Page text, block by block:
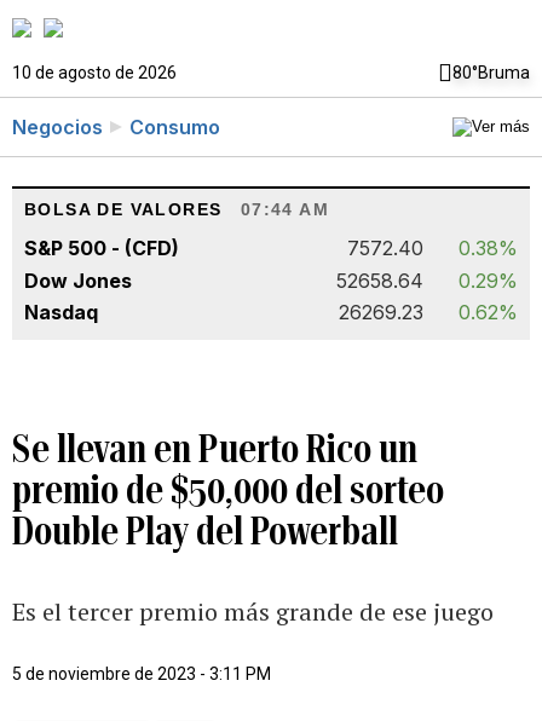
10 de agosto de 2026 80°Bruma
Negocios Consumo
BOLSA DE VALORES 07:44 AM
S&P 500 - (CFD) 7572.40
0.38%
Dow Jones
52658.64
0.29%
Nasdaq
26269.23 0.62%
Se llevan en Puerto Rico un
premio de $50,000 del sorteo
Double Play del Powerball
Es el tercer premio más grande de ese juego
5 de noviembre de 2023 - 3:11 PM